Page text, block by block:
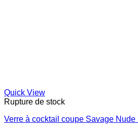
Quick View
Rupture de stock
Verre à cocktail coupe Savage Nude